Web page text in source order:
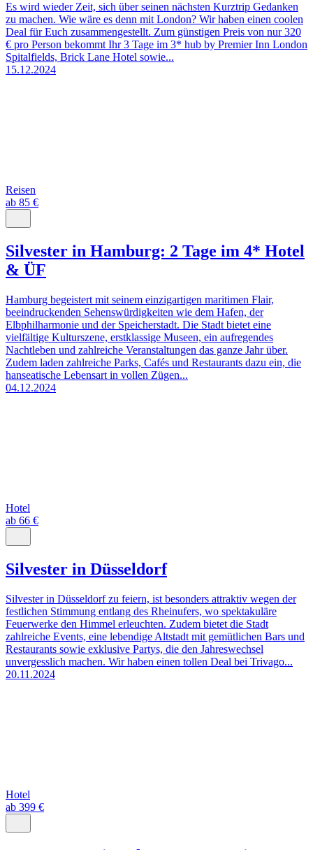
Es wird wieder Zeit, sich über seinen nächsten Kurztrip Gedanken
zu machen. Wie wäre es denn mit London? Wir haben einen coolen
Deal für Euch zusammengestellt. Zum günstigen Preis von nur 320
€ pro Person bekommt Ihr 3 Tage im 3* hub by Premier Inn London
Spitalfields, Brick Lane Hotel sowie...
15.12.2024
Reisen
ab 85 €
Silvester in Hamburg: 2 Tage im 4* Hotel
& ÜF
Hamburg begeistert mit seinem einzigartigen maritimen Flair,
beeindruckenden Sehenswürdigkeiten wie dem Hafen, der
Elbphilharmonie und der Speicherstadt. Die Stadt bietet eine
vielfältige Kulturszene, erstklassige Museen, ein aufregendes
Nachtleben und zahlreiche Veranstaltungen das ganze Jahr über.
Zudem laden zahlreiche Parks, Cafés und Restaurants dazu ein, die
hanseatische Lebensart in vollen Zügen...
04.12.2024
Hotel
ab 66 €
Silvester in Düsseldorf
Silvester in Düsseldorf zu feiern, ist besonders attraktiv wegen der
festlichen Stimmung entlang des Rheinufers, wo spektakuläre
Feuerwerke den Himmel erleuchten. Zudem bietet die Stadt
zahlreiche Events, eine lebendige Altstadt mit gemütlichen Bars und
Restaurants sowie exklusive Partys, die den Jahreswechsel
unvergesslich machen. Wir haben einen tollen Deal bei Trivago...
20.11.2024
Hotel
ab 399 €